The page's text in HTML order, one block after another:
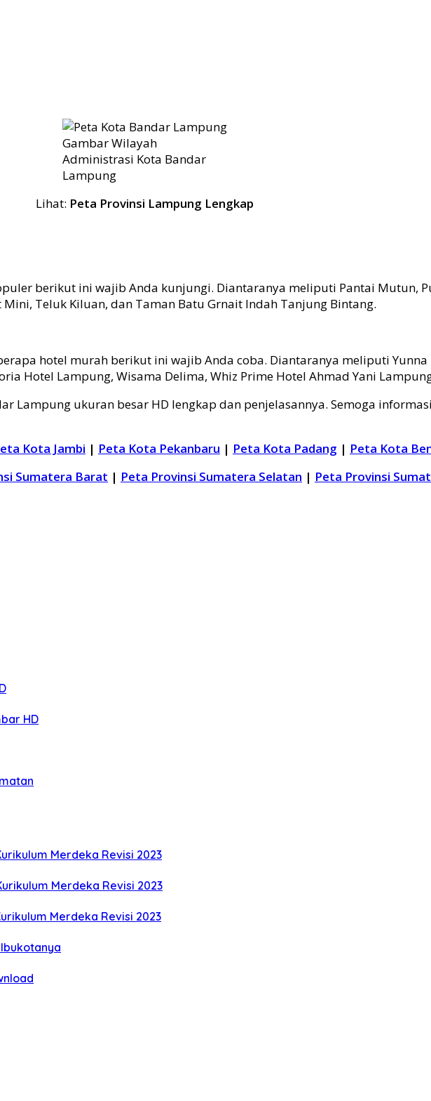
Gambar Wilayah
Administrasi Kota Bandar
Lampung
Lihat: Peta Provinsi Lampung Lengkap
berikut ini wajib Anda kunjungi. Diantaranya meliputi Pantai Mutun,
Teluk Kiluan, dan Taman Batu Grnait Indah Tanjung Bintang.
hotel murah berikut ini wajib Anda coba. Diantaranya meliputi
Hotel Lampung, Wisama Delima, Whiz Prime Hotel Ahmad Yani
Lampung ukuran besar HD lengkap dan penjelasannya. Semoga
Kota Jambi | Peta Kota Pekanbaru | Peta Kota Padang | Peta Kota
Sumatera Barat | Peta Provinsi Sumatera Selatan | Peta Provinsi
HD
Merdeka Revisi 2023
Merdeka Revisi 2023
Merdeka Revisi 2023